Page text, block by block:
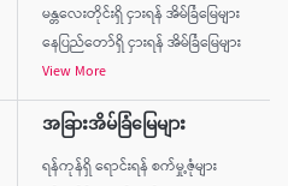
မန္တလေးတိုင်းရှိ ငှားရန် အိမ်ခြံမြေများ
နေပြည်တော်ရှိ ငှားရန် အိမ်ခြံမြေများ
View More
အခြားအိမ်ခြံမြေများ
ရန်ကုန်ရှိ ရောင်းရန် စက်မှု့ဇုံများ